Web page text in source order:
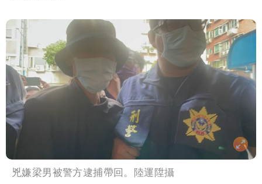
兇嫌梁男被警方逮捕帶回。陸運陞攝